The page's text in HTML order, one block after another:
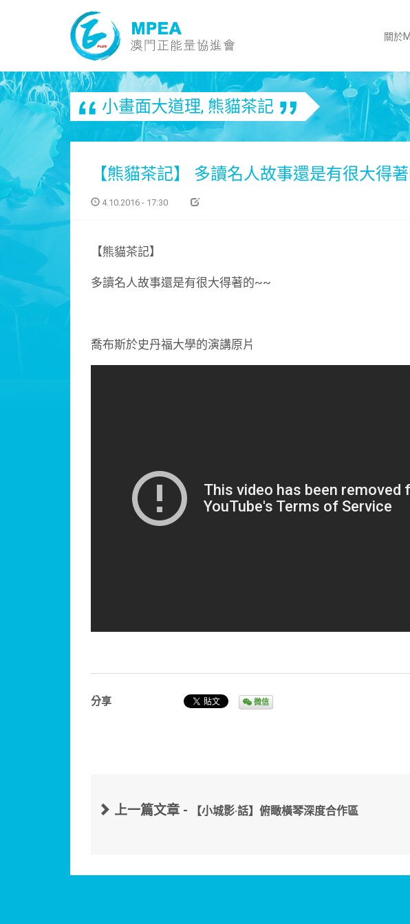
關於
小畫面大道理, 熊貓茶記
【熊貓茶記】 多讀名人故事還是有很大得
4.10.2016 - 17:30
【熊貓茶記】
多讀名人故事還是有很大得著的~~
喬布斯於史丹福大學的演講原片
分享 微信
上一篇文章 - 【小城影·話】俯瞰橫琴深度合作區